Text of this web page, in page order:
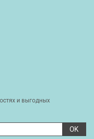
и выгодных
OK